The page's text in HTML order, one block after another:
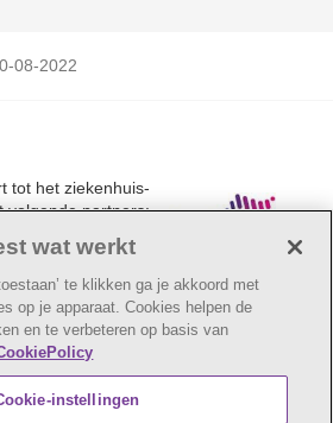
08-2022
tot het ziekenhuis-
volgende partners:
Klina.
wat werkt
te klikken ga je akkoord met
op je apparaat. Cookies helpen de
en te verbeteren op basis van
instellingen